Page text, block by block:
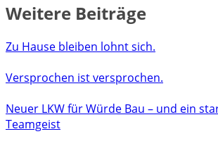
Weitere Beiträge
Zu Hause bleiben lohnt sich.
Versprochen ist versprochen.
Neuer LKW für Würde Bau – und ein
Teamgeist